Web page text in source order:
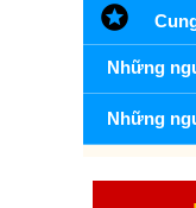
Những
Những